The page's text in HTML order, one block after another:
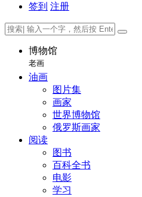
签到 注册
博物馆
老画
油画
图片集
画家
世界博物馆
俄罗斯画家
阅读
图书
百科全书
电影
学习